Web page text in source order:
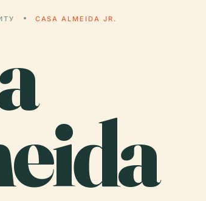
CASA ALMEIDA JR.